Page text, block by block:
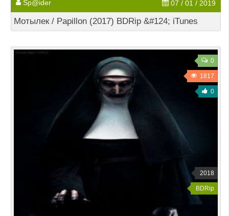
Sp@ider 07 / 01 / 2019
Мотылек / Papillon (2017) BDRip &#124; iTunes
0
1817
0
2018
BDRip